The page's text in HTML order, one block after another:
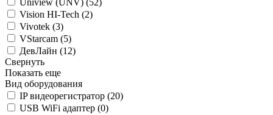
Vision HI-Tech (2)
Vivotek (3)
VStarcam (5)
ДевЛайн (12)
Свернуть
Показать еще
Вид оборудования
IP видеорегистратор (20)
USB WiFi адаптер (0)